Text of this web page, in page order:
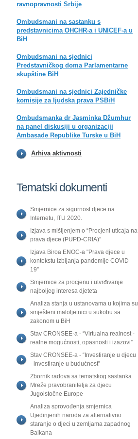
ravnopravnosti Srbije
Ombudsmani na sastanku s
predstavnicima OHCHR-a i UNICEF-a u
BiH
Ombudsmani na sjednici
Predstavničkog doma Parlamentarne
skupštine BiH
Ombudsmani na sjednici Zajedničke
komisije za ljudska prava PSBiH
Ombudsmanka dr Jasminka Džumhur
na panel diskusiji u organizaciji
Ambasade Republike Turske u BiH
Arhiva aktivnosti
Tematski dokumenti
Smjernice za sigurnost djece na
Internetu, ITU 2020.
Izjava s mišljenjem o “Procjeni uticaja na
prava djece (PUPD-CRIA)”
Izjava Biroa ENOC-a "Prava djece u
kontekstu izbijanja pandemije COVID-
19”
Smjernice za procjenu i utvrđivanje
najboljeg interesa djeteta
Analiza stanja u ustanovama u kojima su
smješteni maloljetnici u sukobu sa
zakonom u BiH
Stav CRONSEE-a - “Virtualna realnost -
realne mogućnosti, opasnosti i izazovi”
Stav CRONSEE-a - “Investiranje u djecu
- investiranje u budućnost”
Zbornik radova sa tematskog sastanka
Mreže pravobranitelja za djecu
Jugoistočne Europe
Analiza sprovođenja smjernica
Ujedinjenih naroda za alternativno
staranje o djeci u zemljama zapadnog
Balkana